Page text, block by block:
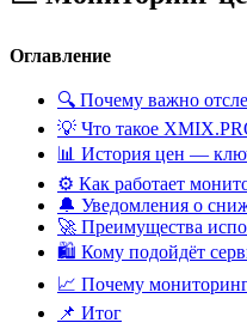
Оглавление
🔍 Почему важно
💡 Что такое
📊 История цен —
⚙️ Как работает
🔔 Уведомления о
🚀 Преимущества
🛍 Кому подойдёт
📈 Почему
📌 Итог